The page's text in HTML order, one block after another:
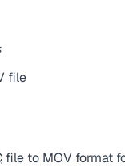
file
file to MOV format